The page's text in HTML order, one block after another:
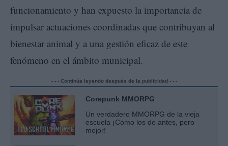
funcionamiento y han expuesto la importancia de
impulsar actuaciones coordinadas que contribuyan al
bienestar animal y a una gestión eficaz de este
fenómeno en el ámbito municipal.
- - - Continúa leyendo después de la publicidad - - -
Corepunk MMORPG
Un verdadero MMORPG de la vieja
escuela ¡Cómo los de antes, pero
mejor!